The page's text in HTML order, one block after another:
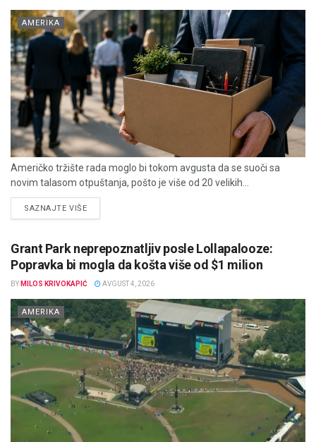
AMERIKA
Američko tržište rada moglo bi tokom avgusta da se suoči sa
novim talasom otpuštanja, pošto je više od 20 velikih...
SAZNAJTE VIŠEDETAILS
Grant Park neprepoznatljiv posle Lollapalooze:
Popravka bi mogla da košta više od $1 milion
BY MILOS KRIVOKAPIĆ AVGUST 4, 2026
AMERIKA